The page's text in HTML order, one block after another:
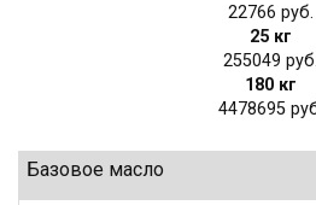
22766
25 кг
255049
180 кг
4478695
Базовое масло